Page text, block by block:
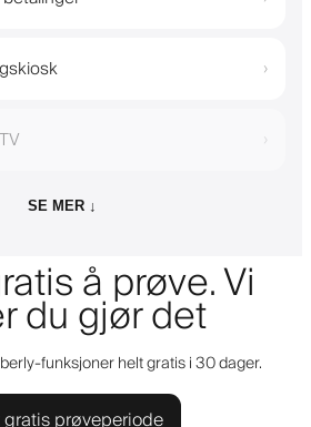
›
›
SE MER ↓
å prøve. Vi
du gjør det
funksjoner helt gratis i 30 dager.
prøveperiode